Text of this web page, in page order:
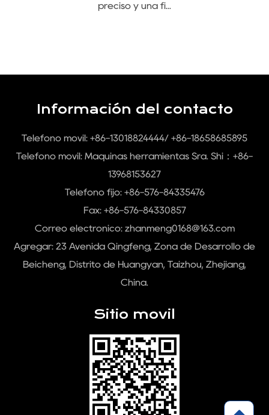
preciso y una fi...
Información del contacto
Teléfono móvil: +86-13018824444/ +86-18658685895
Teléfono móvil: Máquinas herramientas Sra. Shi：+86-
13968153627
Teléfono fijo: +86-576-84335476
Fax: +86-576-84330857
Correo electrónico: zhanmeng0168@163.com
Agregar: 23 Avenida Qingfeng, Zona de Desarrollo de
Beicheng, Distrito de Huangyan, Taizhou, Zhejiang,
China.
Sitio movil